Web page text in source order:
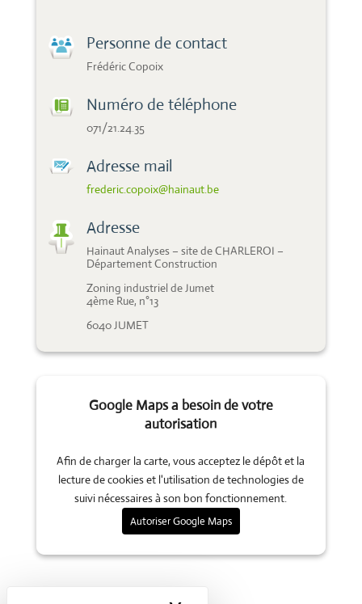
Personne de contact
Frédéric Copoix
Numéro de téléphone
071/21.24.35
Adresse mail
frederic.copoix@hainaut.be
Adresse
Hainaut Analyses – site de CHARLEROI –
Département Construction
Zoning industriel de Jumet
4ème Rue, n°13
6040 JUMET
Google Maps a besoin de votre
autorisation
Afin de charger la carte, vous acceptez le dépôt et la
lecture de cookies et l'utilisation de technologies de
suivi nécessaires à son bon fonctionnement.
Autoriser Google Maps